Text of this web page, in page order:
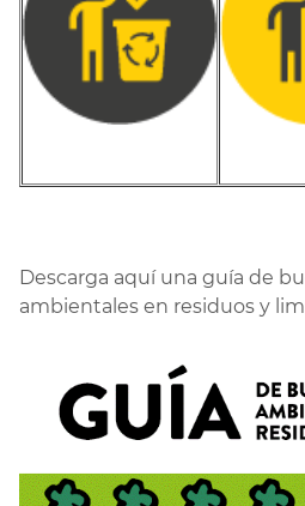
Descarga aquí una guía de
ambientales en residuos y